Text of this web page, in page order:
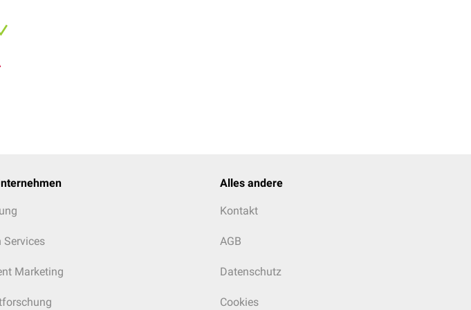
Services
Marketing
Alles andere
Kontakt
AGB
Datenschutz
Cookies